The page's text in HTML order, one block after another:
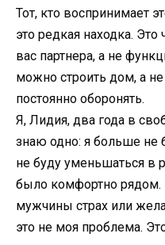
Тот, кто воспринимает
это редкая находка.
вас партнера, а не
можно строить дом, а
постоянно оборонять.
Я, Лидия, два года в
знаю одно: я больше не
не буду уменьшаться в
было комфортно
мужчины страх или
это не моя проблема.